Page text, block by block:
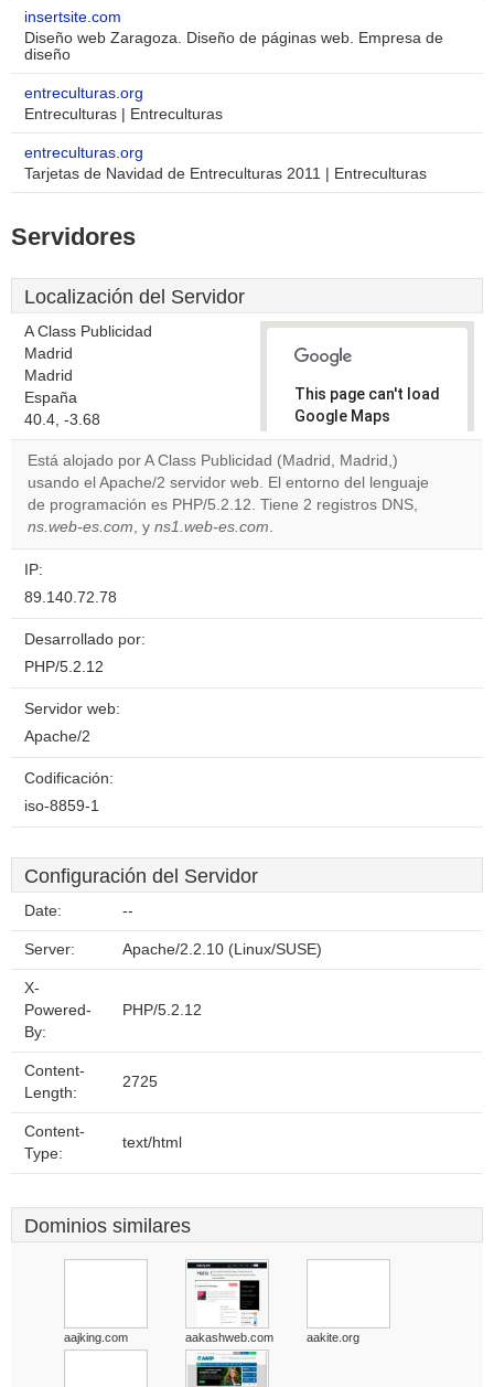
insertsite.com
Diseño web Zaragoza. Diseño de páginas web. Empresa de
diseño
entreculturas.org
Entreculturas | Entreculturas
entreculturas.org
Tarjetas de Navidad de Entreculturas 2011 | Entreculturas
Servidores
Localización del Servidor
A Class Publicidad
Madrid
Madrid
España
40.4, -3.68
This page can't load
Google Maps
correctly.
Do you
own this
Está alojado por A Class Publicidad (Madrid, Madrid,)
usando el Apache/2 servidor web. El entorno del lenguaje
de programación es PHP/5.2.12. Tiene 2 registros DNS,
ns.web-es.com, y ns1.web-es.com.
IP:
89.140.72.78
Desarrollado por:
PHP/5.2.12
Servidor web:
Apache/2
Codificación:
iso-8859-1
Configuración del Servidor
Date: --
Server: Apache/2.2.10 (Linux/SUSE)
X-
Powered-
By:
PHP/5.2.12
Content-
Length:
2725
Content-
Type:
text/html
Dominios similares
aajking.com aakashweb.com aakite.org